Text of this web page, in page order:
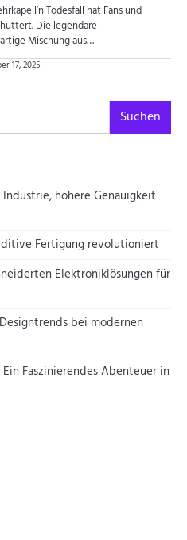
Todesfall hat Fans und
Die legendäre
Mischung aus…
17, 2025
Suchen
höhere Genauigkeit
Fertigung revolutioniert
Elektroniklösungen für
bei modernen
Faszinierendes Abenteuer in